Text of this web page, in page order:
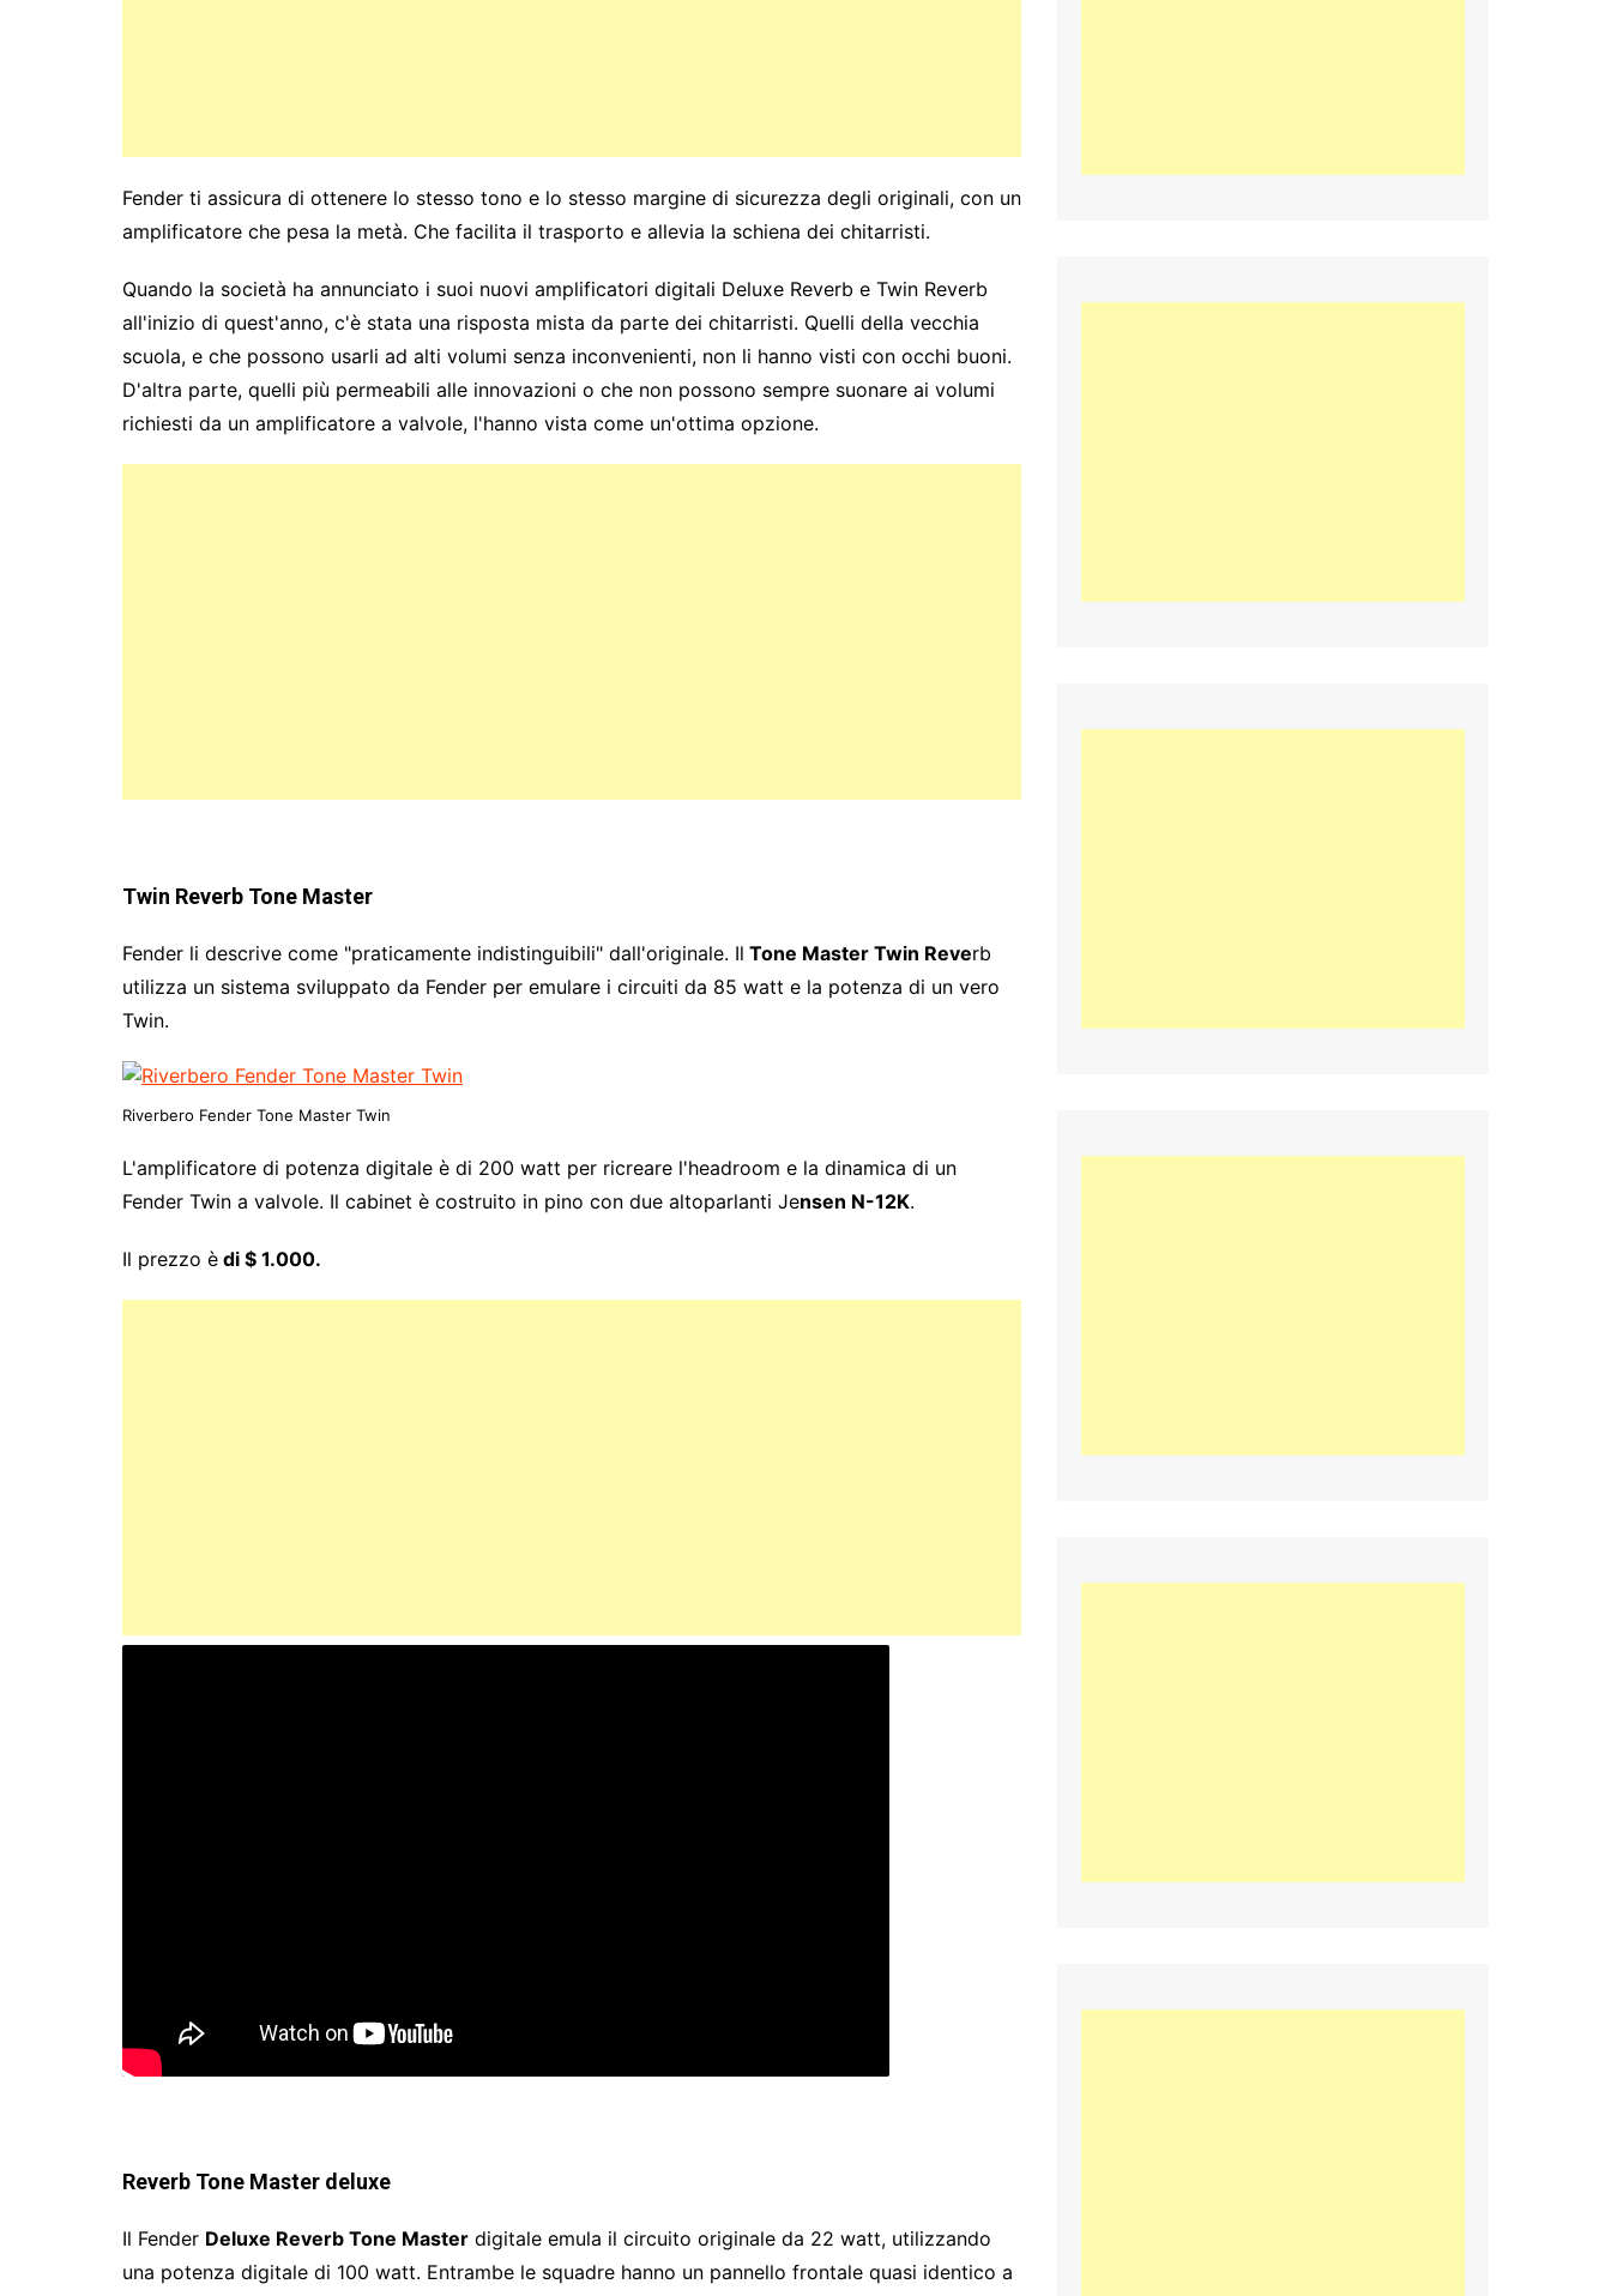
Fender ti assicura di ottenere lo stesso tono e lo stesso margine di sicurezza degli originali, con un
amplificatore che pesa la metà. Che facilita il trasporto e allevia la schiena dei chitarristi.
Quando la società ha annunciato i suoi nuovi amplificatori digitali Deluxe Reverb e Twin Reverb
all'inizio di quest'anno, c'è stata una risposta mista da parte dei chitarristi. Quelli della vecchia
scuola, e che possono usarli ad alti volumi senza inconvenienti, non li hanno visti con occhi buoni.
D'altra parte, quelli più permeabili alle innovazioni o che non possono sempre suonare ai volumi
richiesti da un amplificatore a valvole, l'hanno vista come un'ottima opzione.
Twin Reverb Tone Master
Fender li descrive come "praticamente indistinguibili" dall'originale. Il Tone Master Twin Reverb
utilizza un sistema sviluppato da Fender per emulare i circuiti da 85 watt e la potenza di un vero
Twin.
Riverbero Fender Tone Master Twin
L'amplificatore di potenza digitale è di 200 watt per ricreare l'headroom e la dinamica di un
Fender Twin a valvole. Il cabinet è costruito in pino con due altoparlanti Jensen N-12K.
Il prezzo è di $ 1.000.
Reverb Tone Master deluxe
Il Fender Deluxe Reverb Tone Master digitale emula il circuito originale da 22 watt, utilizzando
una potenza digitale di 100 watt. Entrambe le squadre hanno un pannello frontale quasi identico a